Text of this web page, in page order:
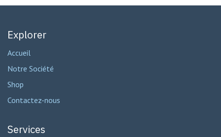
Explorer
Accueil
Notre Société
Shop
Contactez-nous
Services